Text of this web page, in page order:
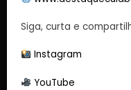
Siga, curta e
Instagram
YouTube